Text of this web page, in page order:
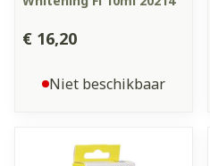
€ 16,20
Niet beschikbaar